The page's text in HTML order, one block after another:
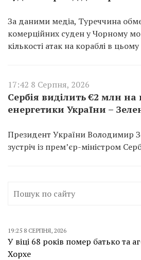
За даними медіа, Туреччина
комерційних суден у Чорному
кількості атак на кораблі в
17:42 8 Серпня, 2026
Сербія виділить €2 млн на
енергетики України –
Президент України Володимир
зустріч із прем’єр-міністром
19:25 8 СЕРПНЯ, 2026
У віці 68 років помер батько та
Хорхе